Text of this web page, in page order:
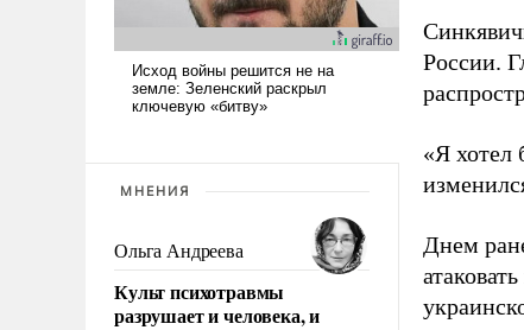
МНЕНИЯ
Ольга Андреева
Культ психотравмы
разрушает и человека, и
России.
«Я хотел
Днем